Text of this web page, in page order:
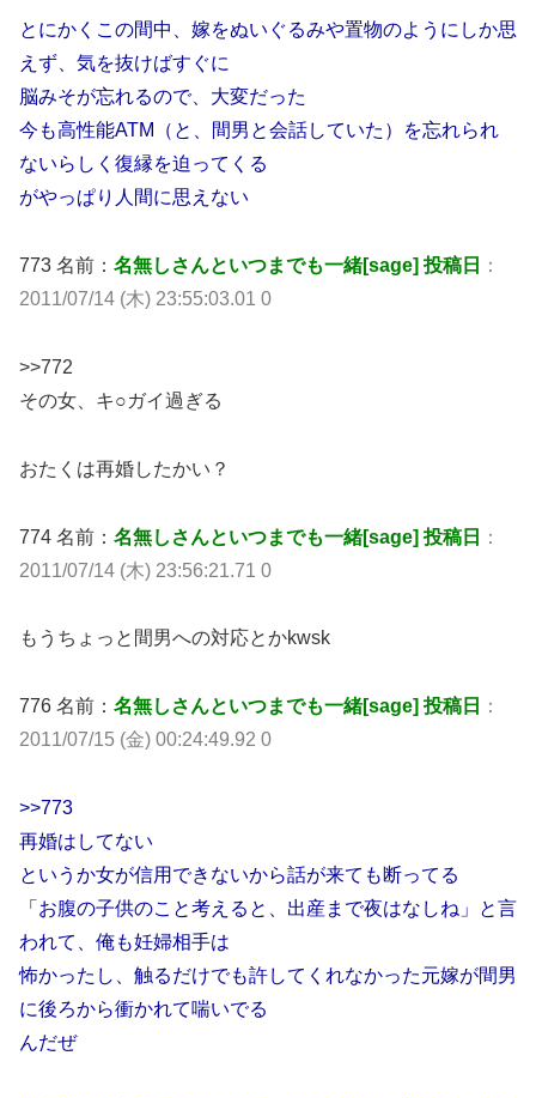
とにかくこの間中、嫁をぬいぐるみや置物のようにしか思
えず、気を抜けばすぐに
脳みそが忘れるので、大変だった
今も高性能ATM（と、間男と会話していた）を忘れられ
ないらしく復縁を迫ってくる
がやっぱり人間に思えない
773 名前： 名無しさんといつまでも一緒[sage] 投稿日
：
2011/07/14 (木) 23:55:03.01 0
>>772
その女、キ○ガイ過ぎる
おたくは再婚したかい？
774 名前： 名無しさんといつまでも一緒[sage] 投稿日
：
2011/07/14 (木) 23:56:21.71 0
もうちょっと間男への対応とかkwsk
776 名前： 名無しさんといつまでも一緒[sage] 投稿日
：
2011/07/15 (金) 00:24:49.92 0
>>773
再婚はしてない
というか女が信用できないから話が来ても断ってる
「お腹の子供のこと考えると、出産まで夜はなしね」と言
われて、俺も妊婦相手は
怖かったし、触るだけでも許してくれなかった元嫁が間男
に後ろから衝かれて喘いでる
んだぜ